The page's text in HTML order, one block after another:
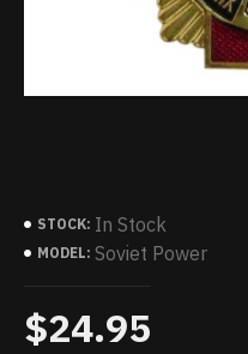
STOCK: In Stock
MODEL: Soviet Power
$24.95